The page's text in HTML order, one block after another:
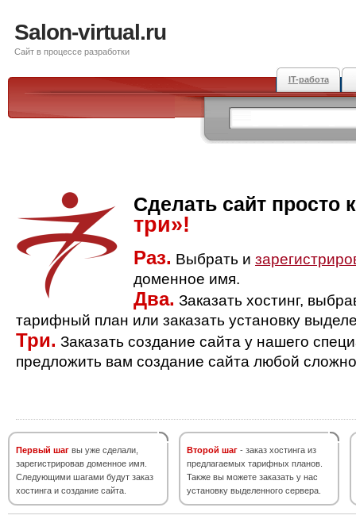
Salon-virtual.ru
Сайт в процессе разработки
IT-работа
Сделать сайт просто
три»!
Раз. Выбрать и
доменное имя.
Два. Заказать хостинг,
тарифный план или заказать установку
Три. Заказать создание сайта у нашего
предложить вам создание сайта любой
Первый шаг вы уже сделали,
зарегистрировав доменное имя.
Следующими шагами будут заказ
хостинга и создание сайта.
Второй шаг - заказ хостинга из
предлагаемых тарифных планов.
Также вы можете заказать у нас
установку выделенного сервера.